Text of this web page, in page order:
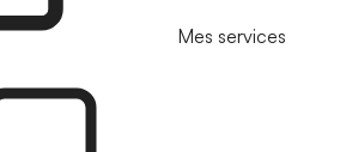
Mes services